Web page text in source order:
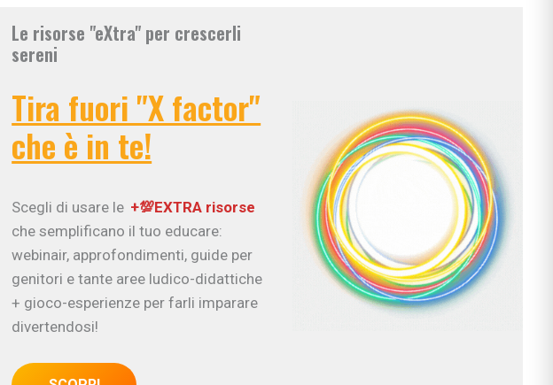
Figli in crescita
Le risorse "eXtra" per crescerli
sereni
Tira fuori "X factor"
che è in te!
Scegli di usare le +💯EXTRA risorse
che semplificano il tuo educare:
webinair, approfondimenti, guide per
genitori e tante aree ludico-didattiche
+ gioco-esperienze per farli imparare
divertendosi!